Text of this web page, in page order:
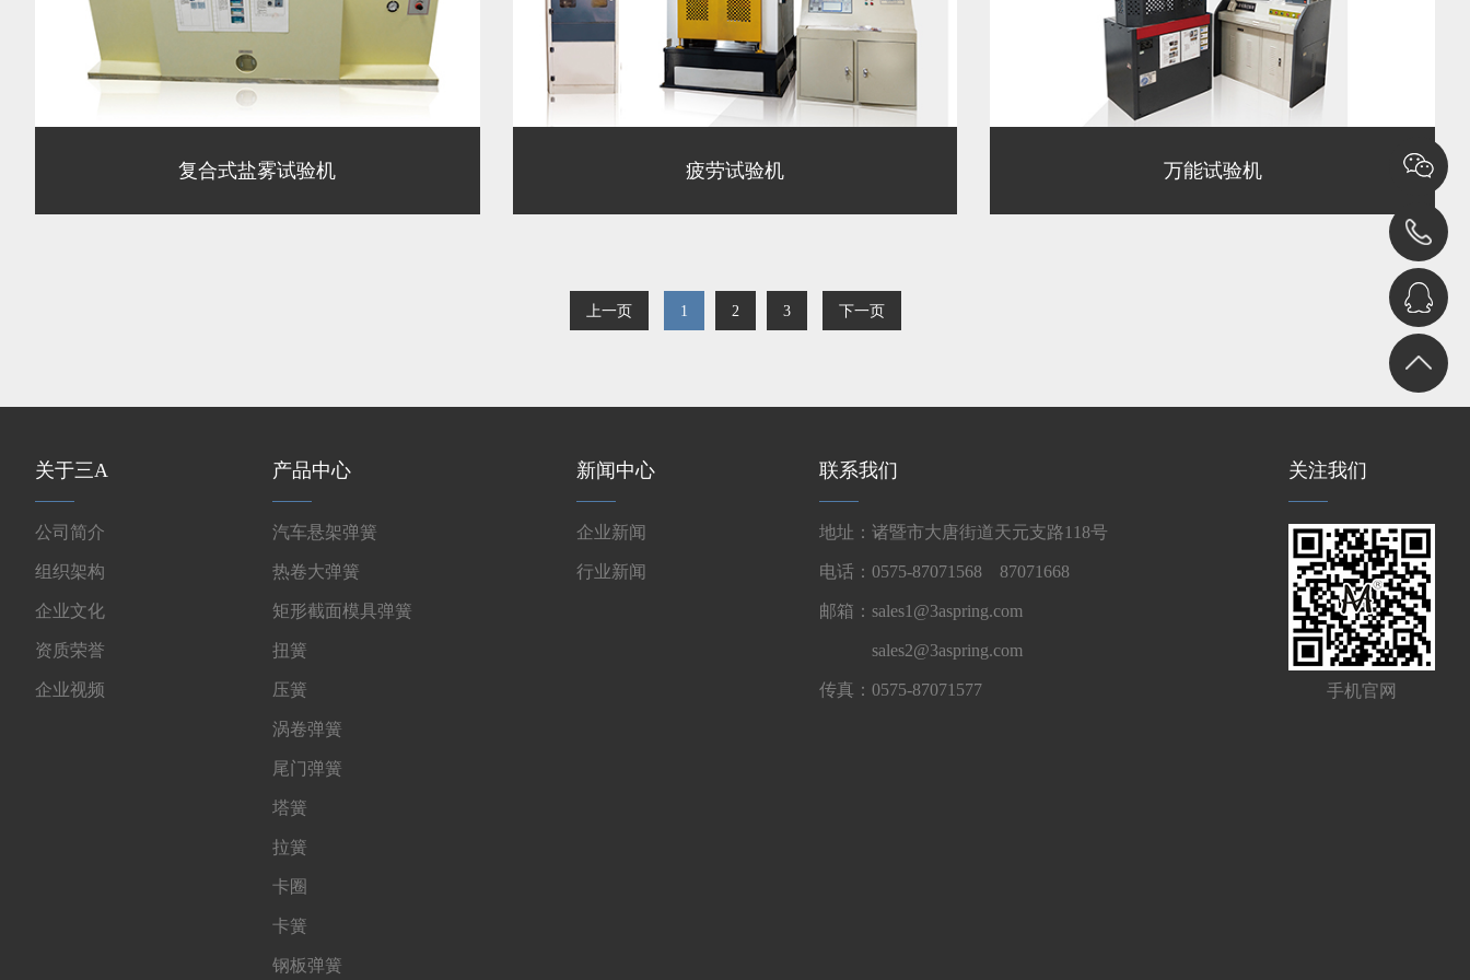
复合式盐雾试验机 疲劳试验机 万能试验机
上一页 1 2 3 下一页
关于三A
公司简介
组织架构
企业文化
资质荣誉
企业视频
产品中心
汽车悬架弹簧
热卷大弹簧
矩形截面模具弹簧
扭簧
压簧
涡卷弹簧
尾门弹簧
塔簧
拉簧
卡圈
卡簧
钢板弹簧
新闻中心
企业新闻
行业新闻
联系我们
地址：诸暨市大唐街道天元支路118号
电话：0575-87071568 87071668
邮箱：sales1@3aspring.com
sales2@3aspring.com
传真：0575-87071577
关注我们
手机官网